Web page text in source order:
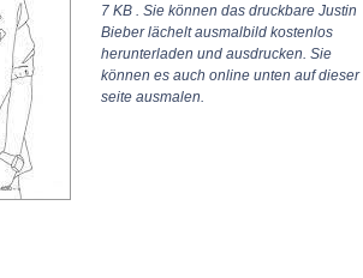
7 KB . Sie können das druckbare Justin
Bieber lächelt ausmalbild kostenlos
herunterladen und ausdrucken. Sie
können es auch online unten auf dieser
seite ausmalen.